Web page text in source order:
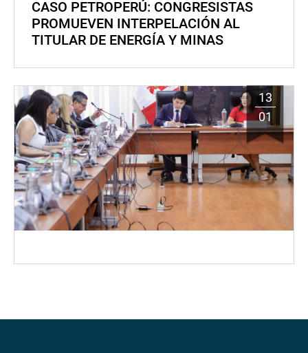
CASO PETROPERÚ: CONGRESISTAS
PROMUEVEN INTERPELACIÓN AL
TITULAR DE ENERGÍA Y MINAS
13
01